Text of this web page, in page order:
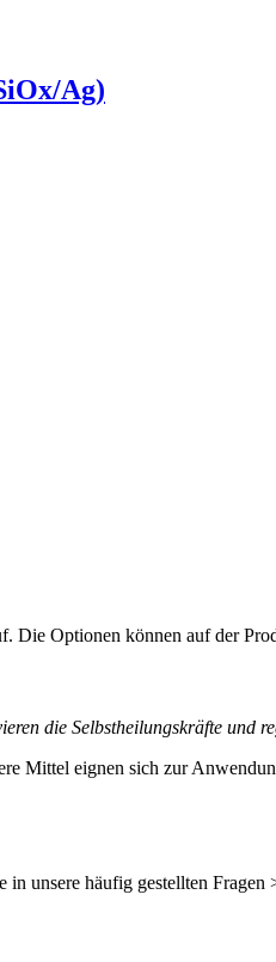
Ag)
Die Optionen können auf der
die Selbstheilungskräfte und
Mittel eignen sich zur
unsere häufig gestellten Fragen